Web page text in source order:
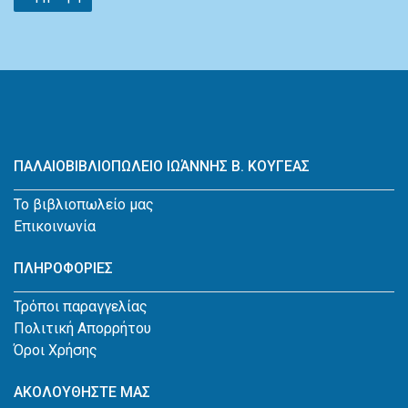
ΠΑΛΑΙΟΒΙΒΛΙΟΠΩΛΕΙΟ ΙΩΆΝΝΗΣ Β. ΚΟΥΓΕΑΣ
Το βιβλιοπωλείο μας
Επικοινωνία
ΠΛΗΡΟΦΟΡΙΕΣ
Τρόποι παραγγελίας
Πολιτική Απορρήτου
Όροι Χρήσης
ΑΚΟΛΟΥΘΗΣΤΕ ΜΑΣ